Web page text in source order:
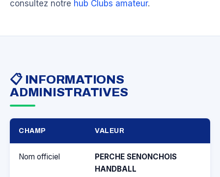
consultez notre hub Clubs amateur.
📋 INFORMATIONS
ADMINISTRATIVES
CHAMP VALEUR
Nom officiel
PERCHE SENONCHOIS
HANDBALL